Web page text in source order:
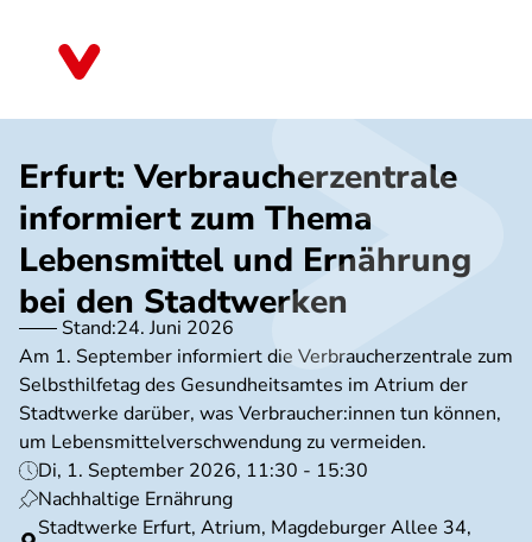
Erfurt: Verbraucherzentrale
informiert zum Thema
Lebensmittel und Ernährung
bei den Stadtwerken
Stand:24. Juni 2026
Am 1. September informiert die Verbraucherzentrale zum
Selbsthilfetag des Gesundheitsamtes im Atrium der
Stadtwerke darüber, was Verbraucher:innen tun können,
um Lebensmittelverschwendung zu vermeiden.
Di, 1. September 2026, 11:30 - 15:30
Nachhaltige Ernährung
Stadtwerke Erfurt, Atrium, Magdeburger Allee 34,